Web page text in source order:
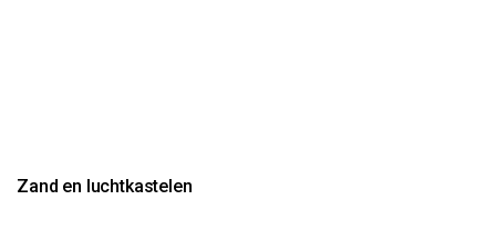
Zand en luchtkastelen